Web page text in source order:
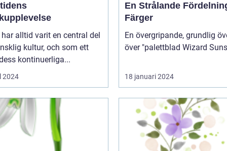
alltid varit en central del
kultur, och som ett
kontinuerliga...
2024
En Strålande
Färger
En övergripande, grundlig
18 januari 2024